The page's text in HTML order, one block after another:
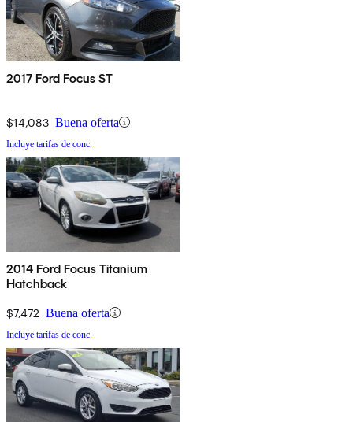
2017 Ford Focus ST
$14,083 Buena oferta
Incluye tarifas de conc.
2014 Ford Focus Titanium
Hatchback
$7,472 Buena oferta
Incluye tarifas de conc.